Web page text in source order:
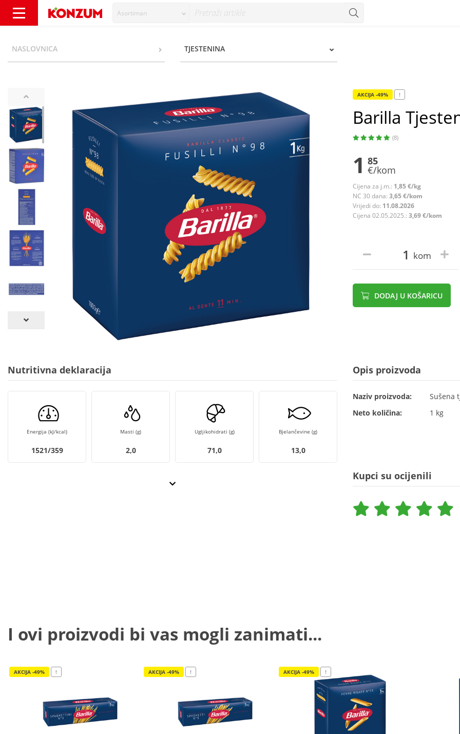
Asortiman
NASLOVNICA TJESTENINA
AKCIJA -49% !
Barilla
(8)
1 85
€/kom
Cijena za j.m.: 1,85 €/kg
NC 30 dana: 3,65 €/kom
Vrijedi do: 11.08.2026
Cijena 02.05.2025.: 3,69 €/kom
kom
DODAJ U KOŠARICU
Nutritivna deklaracija
Energija (kJ/kcal)
1521/359
Masti (g)
2,0
Ugljikohidrati (g)
71,0
Bjelančevine (g)
13,0
Opis proizvoda
Naziv proizvoda:
Sušena
Neto količina:
1 kg
Kupci su ocijenili
I ovi proizvodi bi vas mogli zanimati...
AKCIJA -49% ! AKCIJA -49% ! AKCIJA -49% !